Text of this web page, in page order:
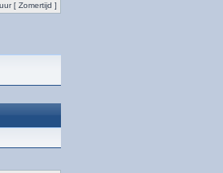
[ Zomertijd ]